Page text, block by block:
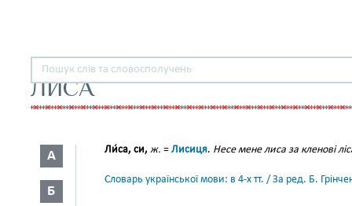
ЛИСА
А
Б
Ли́са, си, ж. = Лисиця. Несе мене лиса за кленові
Словарь української мови: в 4-х тт. / За ред. Б.